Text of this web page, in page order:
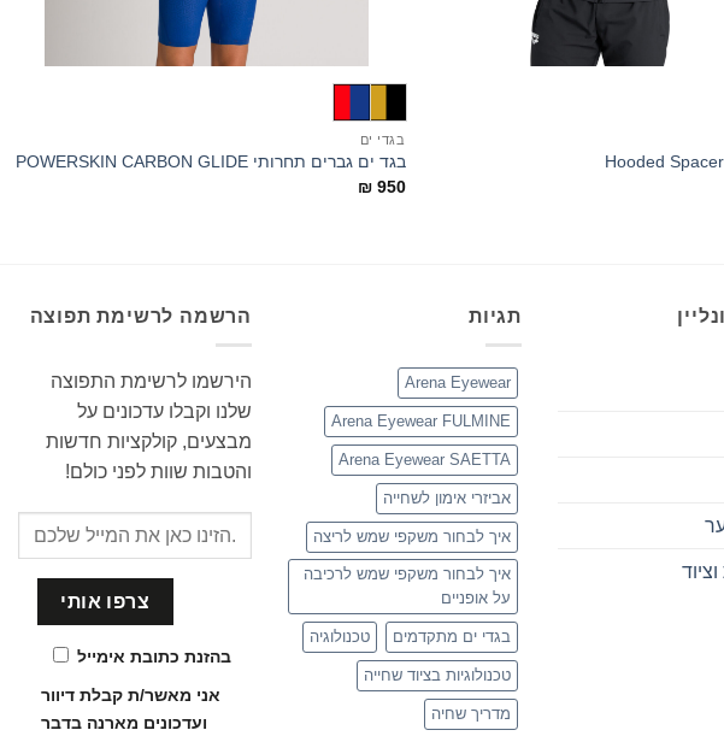
בגדי ים
בגד ים גברים תחרותי POWERSKIN CARBON GLIDE
₪950
תגיות
Arena Eyewear
Arena Eyewear FULMINE
Arena Eyewear SAETTA
אביזרי אימון לשחייה
איך לבחור משקפי שמש לריצה
איך לבחור משקפי שמש לרכיבה
על אופניים
בגדי ים מתקדמים טכנולוגיה
טכנולוגיות בציוד שחייה
מדריך שחיה
הרשמה לרשימת תפוצה
הירשמו לרשימת התפוצה
שלנו וקבלו עדכונים על
מבצעים, קולקציות חדשות
והטבות שוות לפני כולם!
בהזנת כתובת אימייל
אני מאשר/ת קבלת דיוור
ועדכונים מארנה בדבר